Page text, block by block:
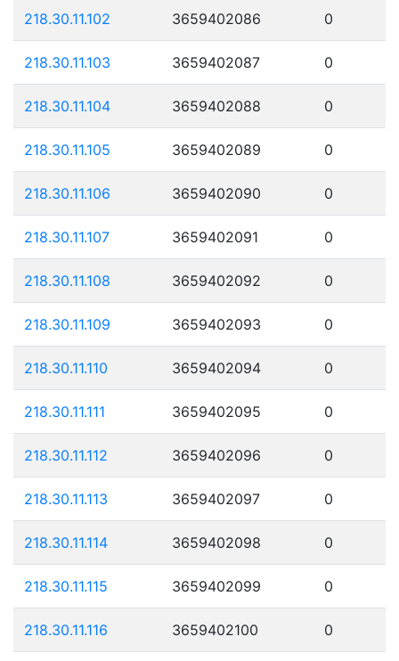
218.30.11.102 3659402086 0
218.30.11.103 3659402087 0
218.30.11.104 3659402088 0
218.30.11.105 3659402089 0
218.30.11.106 3659402090 0
218.30.11.107 3659402091 0
218.30.11.108 3659402092 0
218.30.11.109 3659402093 0
218.30.11.110 3659402094 0
218.30.11.111 3659402095 0
218.30.11.112 3659402096 0
218.30.11.113 3659402097 0
218.30.11.114 3659402098 0
218.30.11.115 3659402099 0
218.30.11.116 3659402100 0